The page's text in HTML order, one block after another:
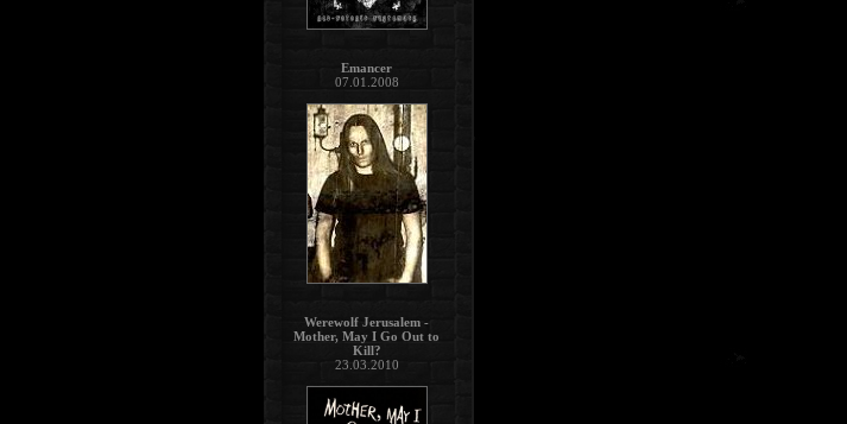
Emancer
07.01.2008
Werewolf Jerusalem -
Mother, May I Go Out to
Kill?
23.03.2010